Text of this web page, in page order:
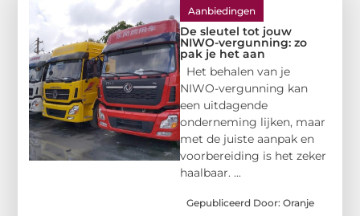
Aanbiedingen
De sleutel tot jouw
NIWO-vergunning: zo
pak je het aan
Het behalen van je
NIWO-vergunning kan
een uitdagende
onderneming lijken, maar
met de juiste aanpak en
voorbereiding is het zeker
haalbaar. ...
Gepubliceerd Door: Oranje